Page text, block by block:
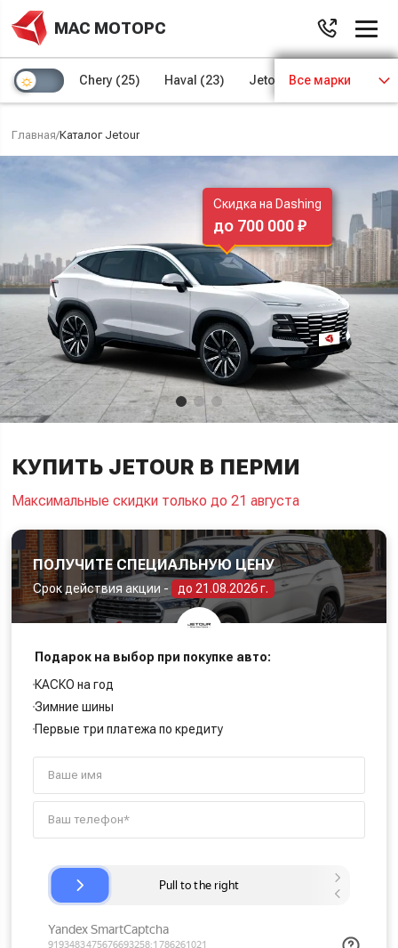
МАС МОТОРС
Chery (25) Haval (23) Jetour (8) Kaiyi (4)
Все марки
Главная/Каталог Jetour
КУПИТЬ JETOUR В ПЕРМИ
Максимальные скидки только до 21 августа
ПОЛУЧИТЕ СПЕЦИАЛЬНУЮ ЦЕНУ
Срок действия акции - до 21.08.2026 г.
Подарок на выбор при покупке авто:
КАСКО на год
Зимние шины
Первые три платежа по кредиту
Скидка на Dashing
до 700 000 ₽